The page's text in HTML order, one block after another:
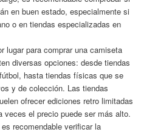
en buen estado, especialmente si
o en tiendas especializadas en
lugar para comprar una camiseta
diversas opciones: desde tiendas
hasta tiendas físicas que se
y de colección. Las tiendas
ofrecer ediciones retro limitadas
veces el precio puede ser más alto.
recomendable verificar la